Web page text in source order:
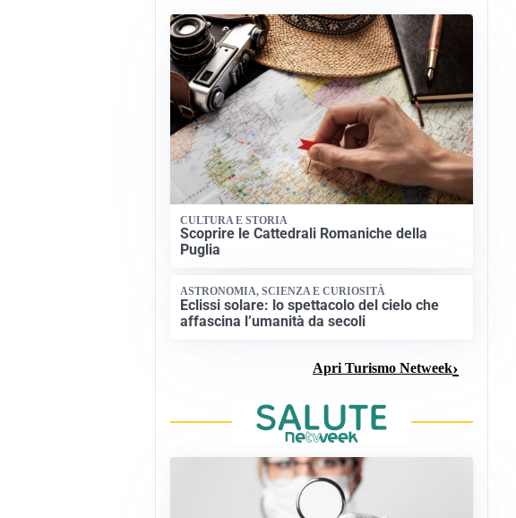
CULTURA E STORIA
Scoprire le Cattedrali Romaniche della
Puglia
ASTRONOMIA, SCIENZA E CURIOSITÀ
Eclissi solare: lo spettacolo del cielo che
affascina l’umanità da secoli
Apri Turismo Netweek